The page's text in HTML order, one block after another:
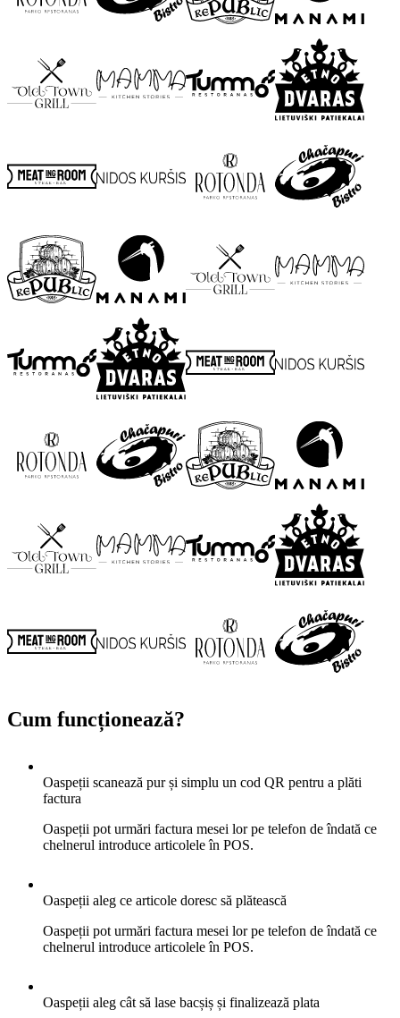
Cum funcționează?
Oaspeții scanează pur și simplu un cod QR pentru a plăti
factura
Oaspeții pot urmări factura mesei lor pe telefon de îndată ce
chelnerul introduce articolele în POS.
Oaspeții aleg ce articole doresc să plătească
Oaspeții pot urmări factura mesei lor pe telefon de îndată ce
chelnerul introduce articolele în POS.
Oaspeții aleg cât să lase bacșiș și finalizează plata